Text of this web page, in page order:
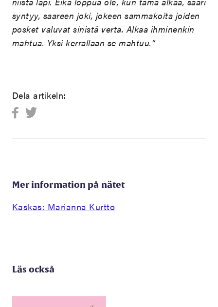
syntyy, saareen joki, jokeen sammakoita joiden
posket valuvat sinistä verta. Alkaa ihminenkin
mahtua. Yksi kerrallaan se mahtuu.“
Dela artikeln:
Mer information på nätet
Kaskas: Marianna Kurtto
Läs också